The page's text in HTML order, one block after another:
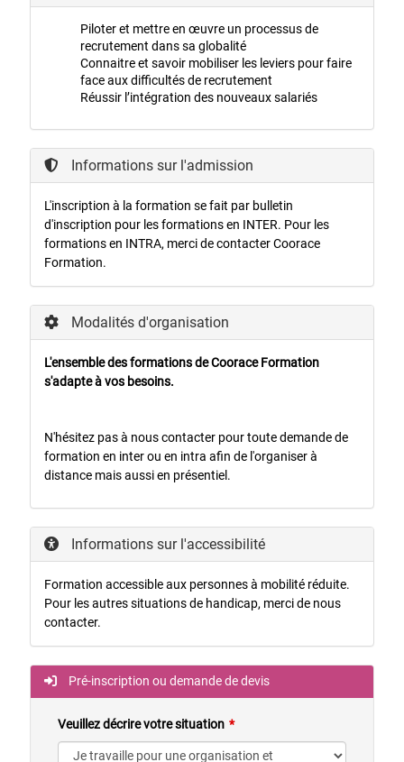
Piloter et mettre en œuvre un processus de
recrutement dans sa globalité
Connaitre et savoir mobiliser les leviers pour faire
face aux difficultés de recrutement
Réussir l’intégration des nouveaux salariés
Informations sur l'admission
L'inscription à la formation se fait par bulletin
d'inscription pour les formations en INTER. Pour les
formations en INTRA, merci de contacter Coorace
Formation.
Modalités d'organisation
L'ensemble des formations de Coorace Formation
s'adapte à vos besoins.
N'hésitez pas à nous contacter pour toute demande de
formation en inter ou en intra afin de l'organiser à
distance mais aussi en présentiel.
Informations sur l'accessibilité
Formation accessible aux personnes à mobilité réduite.
Pour les autres situations de handicap, merci de nous
contacter.
Pré-inscription ou demande de devis
Veuillez décrire votre situation